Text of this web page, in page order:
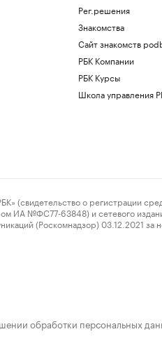
Рег.решения
Знакомства
Сайт знакомств
РБК Компании
РБК Курсы
Школа управления
о регистрации
ИА №ФС77-63848) и сетевого
(Роскомнадзор) 03.12.2021
обработки персональных